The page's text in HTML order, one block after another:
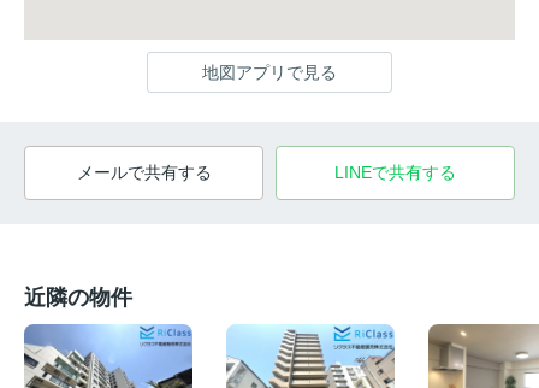
地図アプリで見る
メールで共有する LINEで共有する
近隣の物件